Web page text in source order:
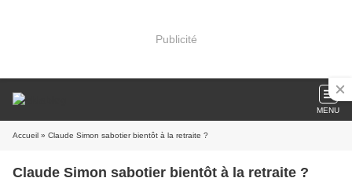
Publicité
MENU
Accueil » Claude Simon sabotier bientôt à la retraite ?
Claude Simon sabotier bientôt à la retraite ?